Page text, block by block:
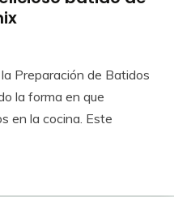
Preparación de Batidos
la forma en que
en la cocina. Este